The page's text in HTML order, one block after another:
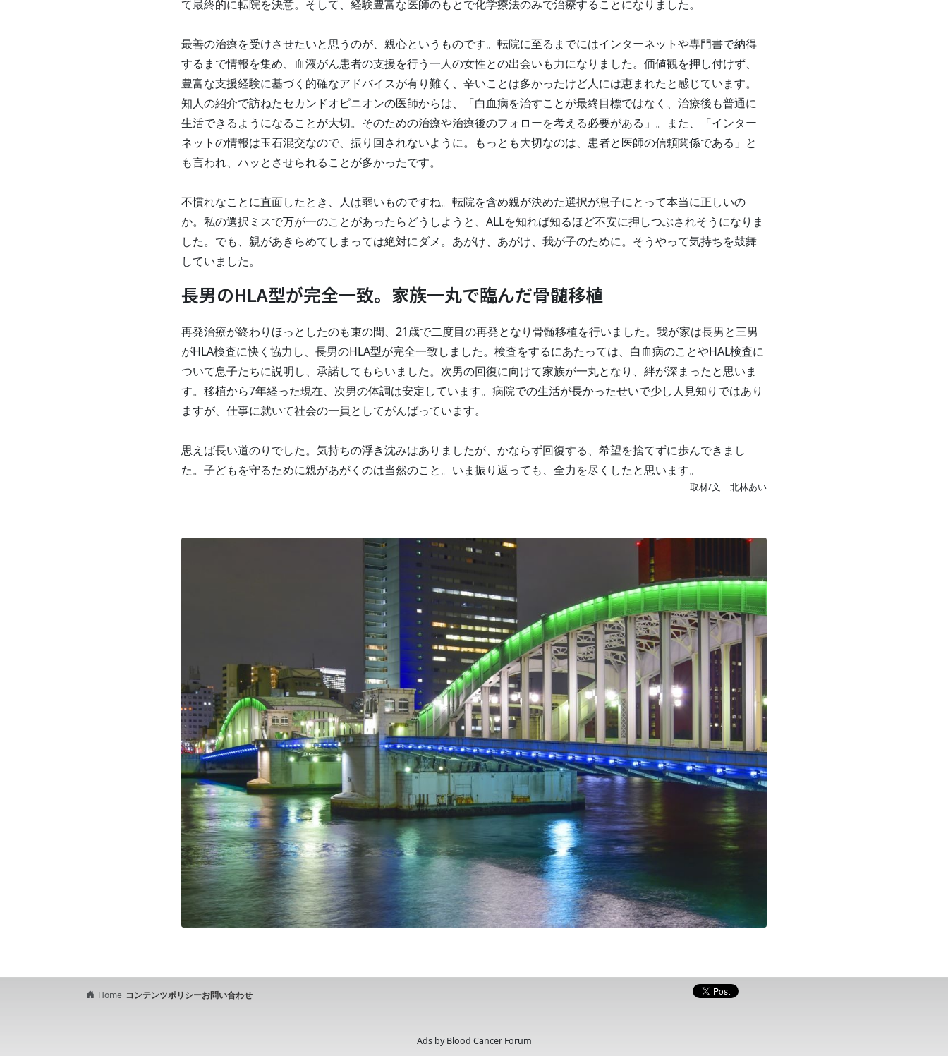
て最終的に転院を決意。そして、経験豊富な医師のもとで化学療法のみで治療することになりました。
最善の治療を受けさせたいと思うのが、親心というものです。転院に至るまでにはインターネットや専門書で納得
するまで情報を集め、血液がん患者の支援を行う一人の女性との出会いも力になりました。価値観を押し付けず、
豊富な支援経験に基づく的確なアドバイスが有り難く、辛いことは多かったけど人には恵まれたと感じています。
知人の紹介で訪ねたセカンドオピニオンの医師からは、「白血病を治すことが最終目標ではなく、治療後も普通に
生活できるようになることが大切。そのための治療や治療後のフォローを考える必要がある」。また、「インター
ネットの情報は玉石混交なので、振り回されないように。もっとも大切なのは、患者と医師の信頼関係である」と
も言われ、ハッとさせられることが多かったです。
不慣れなことに直面したとき、人は弱いものですね。転院を含め親が決めた選択が息子にとって本当に正しいの
か。私の選択ミスで万が一のことがあったらどうしようと、ALLを知れば知るほど不安に押しつぶされそうになりま
した。でも、親があきらめてしまっては絶対にダメ。あがけ、あがけ、我が子のために。そうやって気持ちを鼓舞
していました。
長男のHLA型が完全一致。家族一丸で臨んだ骨髄移植
再発治療が終わりほっとしたのも束の間、21歳で二度目の再発となり骨髄移植を行いました。我が家は長男と三男
がHLA検査に快く協力し、長男のHLA型が完全一致しました。検査をするにあたっては、白血病のことやHAL検査に
ついて息子たちに説明し、承諾してもらいました。次男の回復に向けて家族が一丸となり、絆が深まったと思いま
す。移植から7年経った現在、次男の体調は安定しています。病院での生活が長かったせいで少し人見知りではあり
ますが、仕事に就いて社会の一員としてがんばっています。
思えば長い道のりでした。気持ちの浮き沈みはありましたが、かならず回復する、希望を捨てずに歩んできまし
た。子どもを守るために親があがくのは当然のこと。いま振り返っても、全力を尽くしたと思います。
取材/文 北林あい
Home コンテンツポリシーお問い合わせ
Ads by Blood Cancer Forum